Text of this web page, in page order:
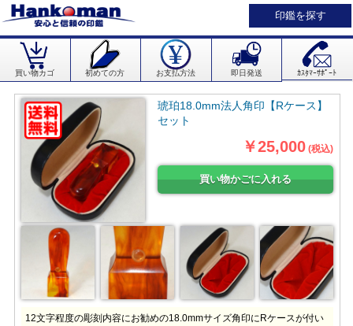
印鑑を探す
買い物カゴ 初めての方 お支払方法 即日発送 ｶｽﾀﾏｰｻﾎﾟｰﾄ
琥珀18.0mm法人角印【Rケース】
セット
￥25,000 (税込)
12文字程度の彫刻内容にお勧めの18.0mmサイズ角印にRケースが付い